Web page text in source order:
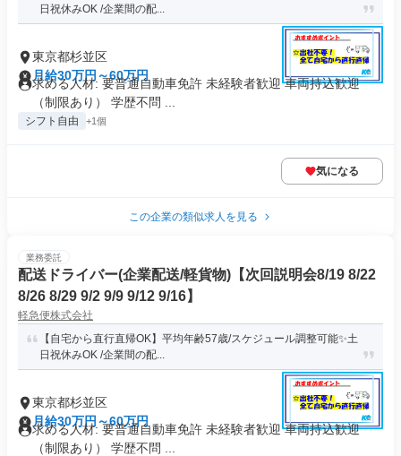
日祝休みOK /企業間の配...
東京都杉並区
月給30万円～60万円
求める人材: 要普通自動車免許 未経験者歓迎 車両持込歓迎
（制限あり） 学歴不問 ...
シフト自由 +1個
気になる
この企業の類似求人を見る
業務委託
配送ドライバー(企業配送/軽貨物)【次回説明会8/19 8/22
8/26 8/29 9/2 9/9 9/12 9/16】
軽急便株式会社
【自宅から直行直帰OK】平均年齢57歳/スケジュール調整可能✨土
日祝休みOK /企業間の配...
東京都杉並区
月給30万円～60万円
求める人材: 要普通自動車免許 未経験者歓迎 車両持込歓迎
（制限あり） 学歴不問 ...